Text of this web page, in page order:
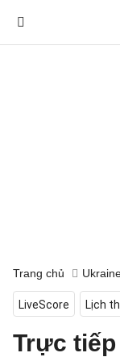
Trang chủ
LiveScore Lịch
Trực